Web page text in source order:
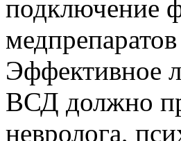
подключение
Эффективное
ВСД должно
невролога,